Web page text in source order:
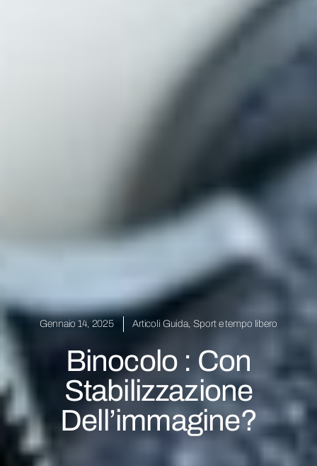
Gennaio 14, 2025 Articoli Guida, Sport e tempo libero
Binocolo : Con
Stabilizzazione
Dell’immagine?